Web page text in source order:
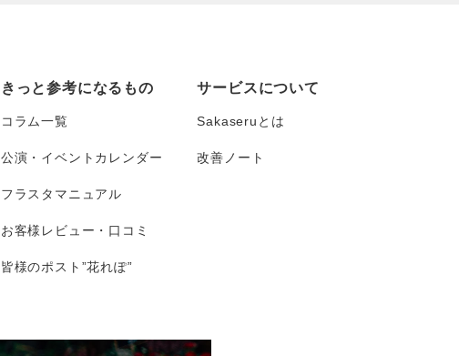
きっと参考になるもの
コラム一覧
公演・イベントカレンダー
フラスタマニュアル
お客様レビュー・口コミ
皆様のポスト”花れぽ”
サービスについて
Sakaseruとは
改善ノート